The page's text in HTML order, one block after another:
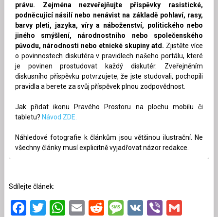
právu. Zejména nezveřejňujte příspěvky rasistické,
podněcující násilí nebo nenávist na základě pohlaví, rasy,
barvy pleti, jazyka, víry a náboženství, politického nebo
jiného smýšlení, národnostního nebo společenského
původu, národnosti nebo etnické skupiny atd. Zjistěte více
o povinnostech diskutéra v pravidlech našeho portálu, které
je povinen prostudovat každý diskutér. Zveřejněním
diskusního příspěvku potvrzujete, že jste studovali, pochopili
pravidla a berete za svůj příspěvek plnou zodpovědnost.
Jak přidat ikonu Pravého Prostoru na plochu mobilu či
tabletu? Návod ZDE.
Náhledové fotografie k článkům jsou většinou ilustrační. Ne
všechny články musí explicitně vyjadřovat názor redakce.
Sdílejte článek:
Facebook
Twitter
WhatsApp
EmailRedditMessage
VKViber